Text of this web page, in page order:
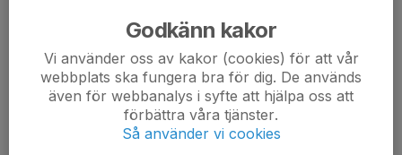
Sista men inte minst:
Addera gärna allergier eller annan specialkost i ert svar
på kallelsen så vi kan anpassa inköpen
Godkänn kakor
Vi använder oss av kakor (cookies) för att vår
webbplats ska fungera bra för dig. De används
även för webbanalys i syfte att hjälpa oss att
förbättra våra tjänster.
Så använder vi cookies